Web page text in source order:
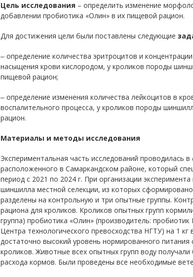
Цель исследования – определить изменение
добавлении пробиотика «Олин» в их пищевой рацион.
Для достижения цели были поставлены следующие
‒ определение количества эритроцитов и
насыщения крови кислородом, у кроликов породы
пищевой рацион;
‒ определение изменения количества лейкоцитов в
воспалительного процесса, у кроликов породы
рацион.
Материалы и методы исследования
Экспериментальная часть исследований
расположенного в Самаркандском районе, который
период с 2021 по 2024 г. При организации
шиншилла местной селекции, из которых
разделены на контрольную и три опытные группы.
рациона для кроликов. Кроликов опытных групп
группа) пробиотика «Олин» (производитель:
Центра технологического превосходства НГТУ) на 1
достаточно высокий уровень нормированного
кроликов. Животные всех опытных групп воду
расхода кормов. Были проведены все необходимые